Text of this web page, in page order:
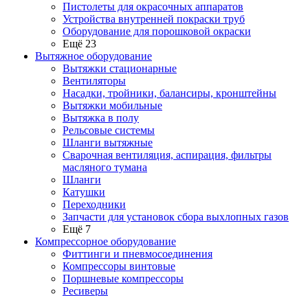
Пистолеты для окрасочных аппаратов
Устройства внутренней покраски труб
Оборудование для порошковой окраски
Ещё 23
Вытяжное оборудование
Вытяжки стационарные
Вентиляторы
Насадки, тройники, балансиры, кронштейны
Вытяжки мобильные
Вытяжка в полу
Рельсовые системы
Шланги вытяжные
Сварочная вентиляция, аспирация, фильтры
масляного тумана
Шланги
Катушки
Переходники
Запчасти для установок сбора выхлопных газов
Ещё 7
Компрессорное оборудование
Фиттинги и пневмосоединения
Компрессоры винтовые
Поршневые компрессоры
Ресиверы